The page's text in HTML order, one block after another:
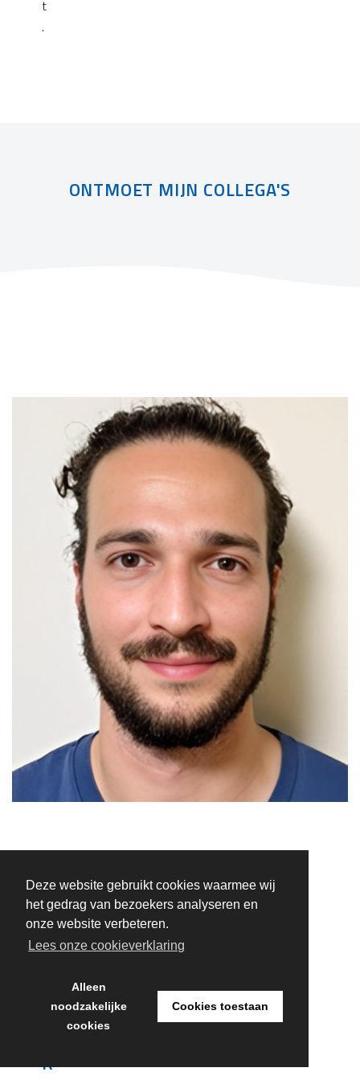
Deze website gebruikt cookies waarmee wij
het gedrag van bezoekers analyseren en
onze website verbeteren.
Lees onze cookieverklaring
Alleen
noodzakelijke
cookies
Cookies toestaan
t
.
ONTMOET MIJN COLLEGA'S
A
D
V
E
R